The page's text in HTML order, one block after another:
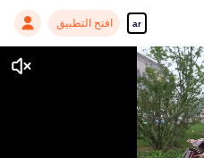
ar افتح التطبيق